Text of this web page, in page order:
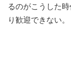
るのがこうした
り歓迎できない。